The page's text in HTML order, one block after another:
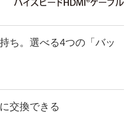
ち。選べる4つの「バッ
交換できる